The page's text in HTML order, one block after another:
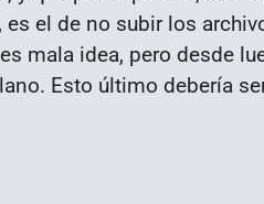
, es el de no subir los
mala idea, pero desde
Esto último debería